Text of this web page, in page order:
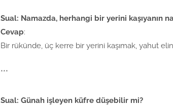
Sual: Namazda, herhangi bir yerini kaşıyanın
Cevap:
Bir rükünde, üç kerre bir yerini kaşımak, yahut
***
Sual: Günah işleyen küfre düşebilir mi?